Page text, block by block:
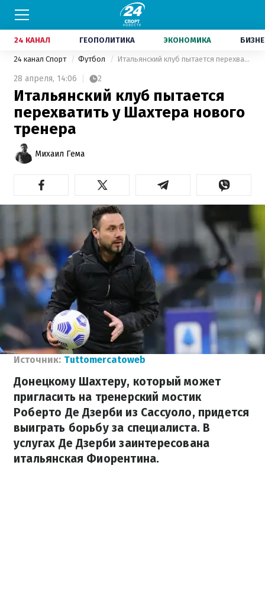
24 КАНАЛ ГЕОПОЛИТИКА ЭКОНОМИКА
24 канал Спорт Футбол Итальянский клуб пытается перехватить у Шахтера нового тренера
28 апреля, 14:06 2
Итальянский клуб пытается
перехватить у Шахтера нового
тренера
Михаил Гема
Источник: Tuttomercatoweb
Донецкому Шахтеру, который может
пригласить на тренерский мостик
Роберто Де Дзерби из Сассуоло, придется
выиграть борьбу за специалиста. В
услугах Де Дзерби заинтересована
итальянская Фиорентина.